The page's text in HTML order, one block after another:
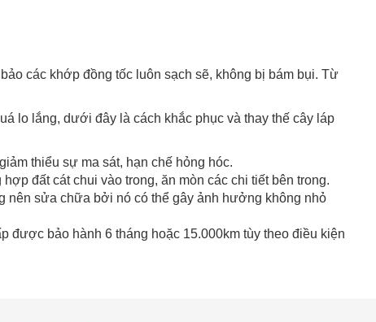
các khớp đồng tốc luôn sạch sẽ, không bị bám bụi. Từ
lo lắng, dưới đây là cách khắc phục và thay thế cây láp
thiểu sự ma sát, hạn chế hỏng hóc.
đất cát chui vào trong, ăn mòn các chi tiết bên trong.
nên sửa chữa bởi nó có thể gây ảnh hưởng không nhỏ
được bảo hành 6 tháng hoặc 15.000km tùy theo điều kiện